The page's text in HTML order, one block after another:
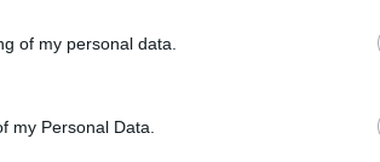
of my personal data.
my Personal Data.